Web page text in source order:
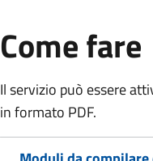
Come fare
Il servizio può essere
in formato PDF.